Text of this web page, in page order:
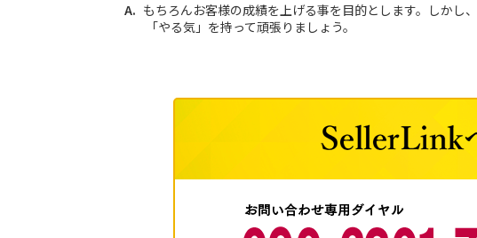
もちろんお客様の成績を上げる事を目的とします。しかし
「やる気」を持って頑張りましょう。